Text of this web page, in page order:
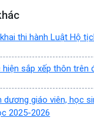
thi hành Luật Hộ
hiện sắp xếp thôn trên
dương giáo viên, học
2025-2026